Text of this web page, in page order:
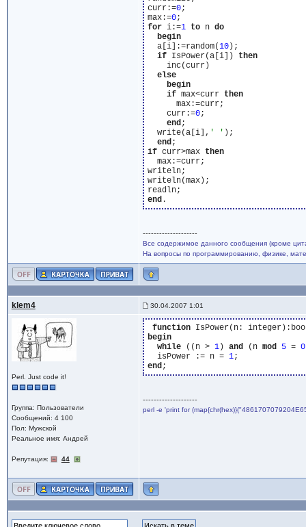
curr:=0;
max:=0
for i:=1 to n do
begin
  a[i]:=random(
10);
if IsPower(a[i]) then
    inc(curr)
else
begin
if max<curr then
      max:=curr;
    curr:=
0;
end;
  write(a[i],
' ' );
end
if curr>max then
  max:=curr;
writeln;
writeln(max);
end
--------------------
Все содержимое данного сообщения (кроме
На вопросы по программированию, физике,
klem4 30.04.2007 1:01
Perl. Just code it!
Группа: Пользователи
Сообщений: 4 100
Пол: Мужской
Реальное имя: Андрей
Репутация: 44
function
begin
while ((n > 1) and (n mod 5 = 0
  isPower := n =
1
end
--------------------
perl -e 'print for